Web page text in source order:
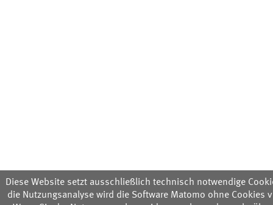
Diese Website setzt ausschließlich technisch notwendige
die Nutzungsanalyse wird die Software Matomo ohne Cookies